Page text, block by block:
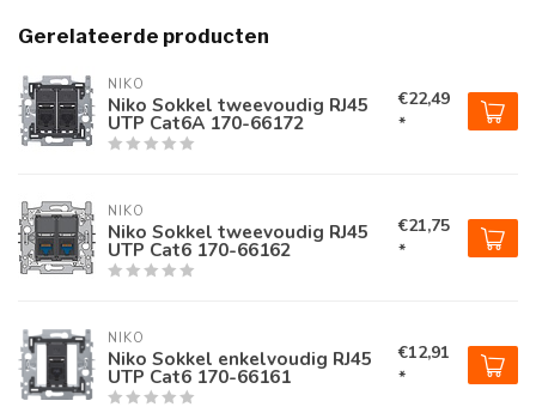
Gerelateerde producten
NIKO
Niko Sokkel tweevoudig RJ45
UTP Cat6A 170-66172
€22,49
*
NIKO
Niko Sokkel tweevoudig RJ45
UTP Cat6 170-66162
€21,75
*
NIKO
Niko Sokkel enkelvoudig RJ45
UTP Cat6 170-66161
€12,91
*